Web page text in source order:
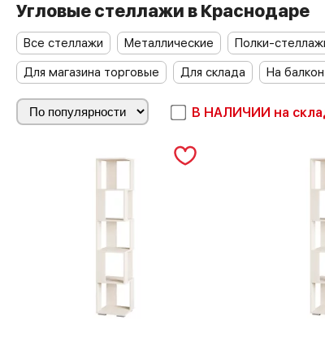
Угловые стеллажи в Краснодаре
Все стеллажи Металлические Полки-
Для магазина торговые
Для склада На балкон
В НАЛИЧИИ на